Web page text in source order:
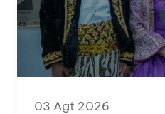
03 Agt 2026